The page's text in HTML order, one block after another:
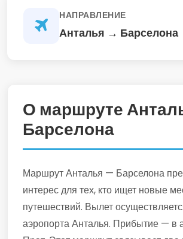
НАПРАВЛЕНИЕ
Анталья → Барселона
О маршруте
Барселона
Маршрут Анталья — Барселона
интерес для тех, кто ищет новые
путешествий. Вылет
аэропорта Анталья. Прибытие — в